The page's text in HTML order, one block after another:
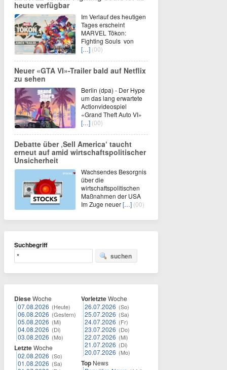
heute verfügbar
Im Verlauf des heutigen
Tages erscheint
MARVEL Tōkon:
Fighting Souls von
[…] (00)
Neuer «GTA VI»-Trailer bald auf Netflix
zu sehen
Berlin (dpa) - Der Hype
um das lang erwartete
Actionvideospiel
«Grand Theft Auto VI»
[…] (00)
Debatte über ‚Sell America‘ taucht
erneut auf amid wirtschaftspolitischer
Unsicherheit
Wachsendes Besorgnis
über die
wirtschaftspolitischen
Maßnahmen der USA
Im Zuge neuer[…] (00)
Suchbegriff
suchen
DieseWoche
07.08.2026 (Heute)
06.08.2026 (Gestern)
05.08.2026 (Mi)
04.08.2026 (Di)
03.08.2026 (Mo)
LetzteWoche
02.08.2026 (So)
01.08.2026 (Sa)
VorletzteWoche
26.07.2026 (So)
25.07.2026 (Sa)
24.07.2026 (Fr)
23.07.2026 (Do)
22.07.2026 (Mi)
21.07.2026 (Di)
20.07.2026 (Mo)
Top News